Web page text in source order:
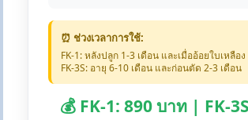
⏰ ช่วงเวลาการใช้:
FK-1: หลังปลูก 1-3 เดือน และเมื่ออ้อยใบเหลือง
FK-3S: อายุ 6-10 เดือน และก่อนตัด 2-3 เดือน
💰 FK-1: 890 บาท | FK-